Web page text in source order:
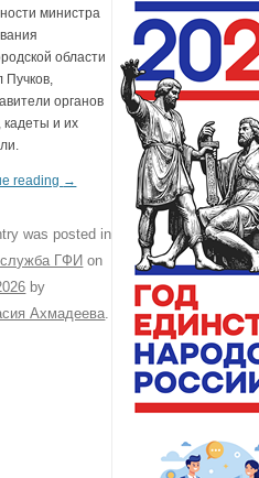
министра
области
Пучков,
органов
кадеты и их
reading →
was posted in
ГФИ on
by
Ахмадеева.